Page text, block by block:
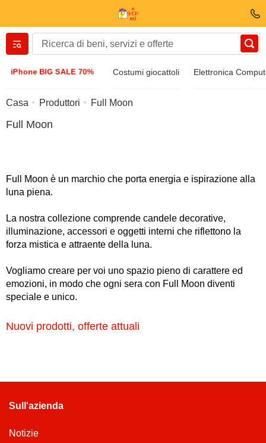
iPhone BIG SALE 70% Costumi giocattoli Elettronica
Вернуться назад
Accessori
Bijuteria
Orologio di manette
Casa Produttori Full Moon
Full Moon
Full Moon è un marchio che porta energia e ispirazione alla
luna piena.
La nostra collezione comprende candele decorative,
illuminazione, accessori e oggetti interni che riflettono la
forza mistica e attraente della luna.
Vogliamo creare per voi uno spazio pieno di carattere ed
emozioni, in modo che ogni sera con Full Moon diventi
speciale e unico.
Nuovi prodotti, offerte attuali
Sull'azienda
Notizie